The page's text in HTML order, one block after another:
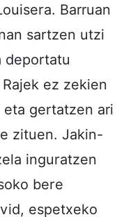
Barruan
sartzen utzi
deportatu
ez zekien
eta gertatzen ari
zituen. Jakin-
inguratzen
bere
espetxeko